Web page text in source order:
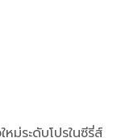
ระดับโปรในซีรี่ส์